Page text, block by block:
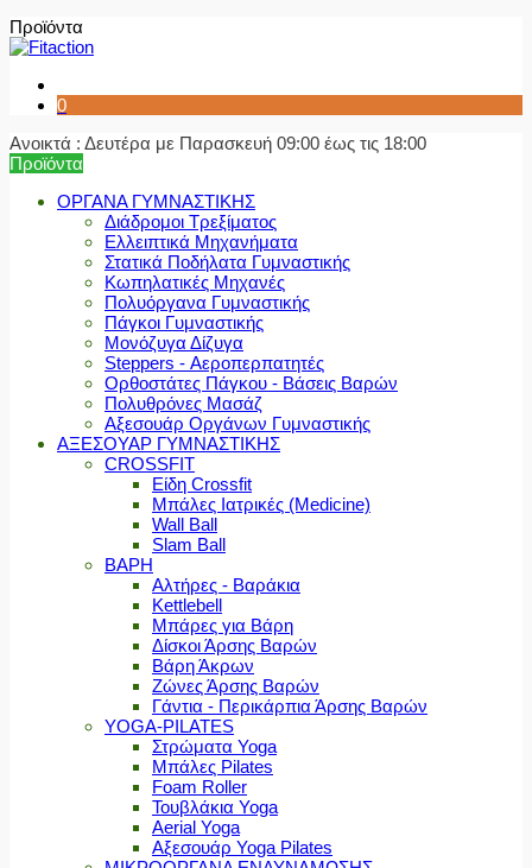
Προϊόντα
0
Ανοικτά : Δευτέρα με Παρασκευή 09:00 έως τις 18:00
Προϊόντα
ΟΡΓΑΝΑ ΓΥΜΝΑΣΤΙΚΗΣ
Διάδρομοι Τρεξίματος
Ελλειπτικά Μηχανήματα
Στατικά Ποδήλατα Γυμναστικής
Κωπηλατικές Μηχανές
Πολυόργανα Γυμναστικής
Πάγκοι Γυμναστικής
Μονόζυγα Δίζυγα
Steppers - Αεροπερπατητές
Ορθοστάτες Πάγκου - Βάσεις Βαρών
Πολυθρόνες Μασάζ
Αξεσουάρ Οργάνων Γυμναστικής
ΑΞΕΣΟΥΑΡ ΓΥΜΝΑΣΤΙΚΗΣ
CROSSFIT
Είδη Crossfit
Μπάλες Ιατρικές (Medicine)
Wall Ball
Slam Ball
ΒΑΡΗ
Αλτήρες - Βαράκια
Kettlebell
Μπάρες για Βάρη
Δίσκοι Άρσης Βαρών
Βάρη Άκρων
Ζώνες Άρσης Βαρών
Γάντια - Περικάρπια Άρσης Βαρών
YOGA-PILATES
Στρώματα Yoga
Μπάλες Pilates
Foam Roller
Τουβλάκια Yoga
Aerial Yoga
Αξεσουάρ Yoga Pilates